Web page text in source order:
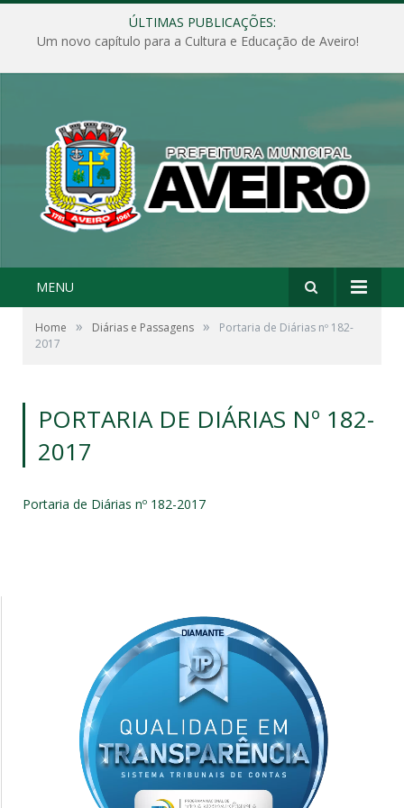
ÚLTIMAS PUBLICAÇÕES:
Um novo capítulo para a Cultura e Educação de Aveiro!
MENU
Home » Diárias e Passagens »
Portaria de Diárias nº 182-
2017
PORTARIA DE DIÁRIAS Nº 182-
2017
Portaria de Diárias nº 182-2017